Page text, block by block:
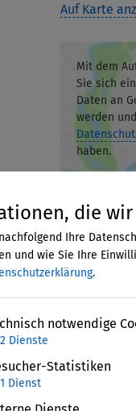
die wir
Ihre
und wie Sie Ihre
.
notwendige
2 Dienste
Statistiken
1 Dienst
Auf Karte
Mit dem
Sie sich
Daten an
werden
haben.